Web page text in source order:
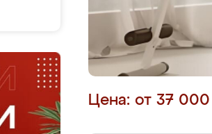
Цена: от 37